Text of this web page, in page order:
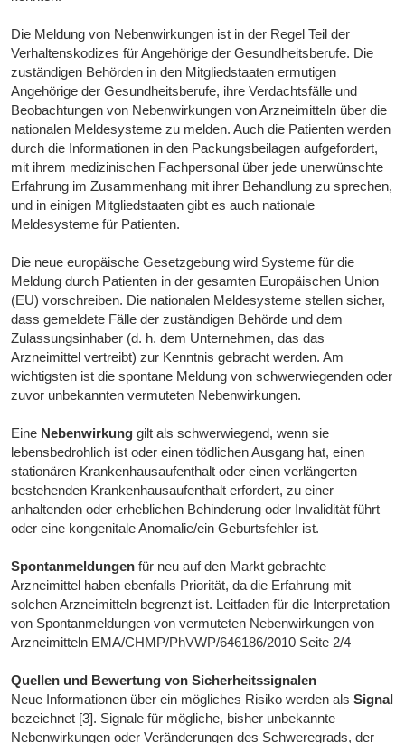
Die Meldung von Nebenwirkungen ist in der Regel Teil der
Verhaltenskodizes für Angehörige der Gesundheitsberufe. Die
zuständigen Behörden in den Mitgliedstaaten ermutigen
Angehörige der Gesundheitsberufe, ihre Verdachtsfälle und
Beobachtungen von Nebenwirkungen von Arzneimitteln über die
nationalen Meldesysteme zu melden. Auch die Patienten werden
durch die Informationen in den Packungsbeilagen aufgefordert,
mit ihrem medizinischen Fachpersonal über jede unerwünschte
Erfahrung im Zusammenhang mit ihrer Behandlung zu sprechen,
und in einigen Mitgliedstaaten gibt es auch nationale
Meldesysteme für Patienten.
Die neue europäische Gesetzgebung wird Systeme für die
Meldung durch Patienten in der gesamten Europäischen Union
(EU) vorschreiben. Die nationalen Meldesysteme stellen sicher,
dass gemeldete Fälle der zuständigen Behörde und dem
Zulassungsinhaber (d. h. dem Unternehmen, das das
Arzneimittel vertreibt) zur Kenntnis gebracht werden. Am
wichtigsten ist die spontane Meldung von schwerwiegenden oder
zuvor unbekannten vermuteten Nebenwirkungen.
Eine Nebenwirkung gilt als schwerwiegend, wenn sie
lebensbedrohlich ist oder einen tödlichen Ausgang hat, einen
stationären Krankenhausaufenthalt oder einen verlängerten
bestehenden Krankenhausaufenthalt erfordert, zu einer
anhaltenden oder erheblichen Behinderung oder Invalidität führt
oder eine kongenitale Anomalie/ein Geburtsfehler ist.
Spontanmeldungen für neu auf den Markt gebrachte
Arzneimittel haben ebenfalls Priorität, da die Erfahrung mit
solchen Arzneimitteln begrenzt ist. Leitfaden für die Interpretation
von Spontanmeldungen von vermuteten Nebenwirkungen von
Arzneimitteln EMA/CHMP/PhVWP/646186/2010 Seite 2/4
Quellen und Bewertung von Sicherheitssignalen
Neue Informationen über ein mögliches Risiko werden alsSignal
bezeichnet [3]. Signale für mögliche, bisher unbekannte
Nebenwirkungen oder Veränderungen des Schweregrads, der